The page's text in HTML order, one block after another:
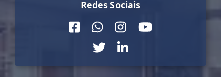
Redes Sociais